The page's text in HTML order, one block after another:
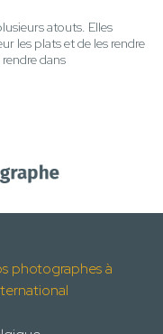
atouts. Elles
les plats et de les rendre
dans
photographes à